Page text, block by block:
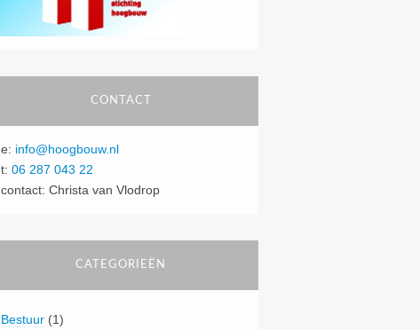
CONTACT
e: info@hoogbouw.nl
t:06 287 043 22
contact: Christa van Vlodrop
CATEGORIEËN
Bestuur (1)